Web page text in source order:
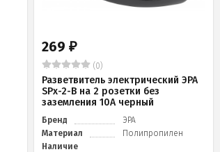
269₽
(0)
Разветвитель электрический ЭРА
SPx-2-B на 2 розетки без
заземления 10А черный
Бренд
ЭРА
Материал
Полипропилен
Наличие